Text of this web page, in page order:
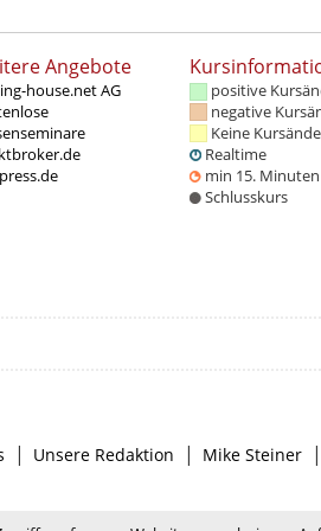
Angebote
house.net AG
positive
negative
Keine
Realtime
min 15. Minuten
Schlusskurs
| Unsere Redaktion | Mike Steiner |